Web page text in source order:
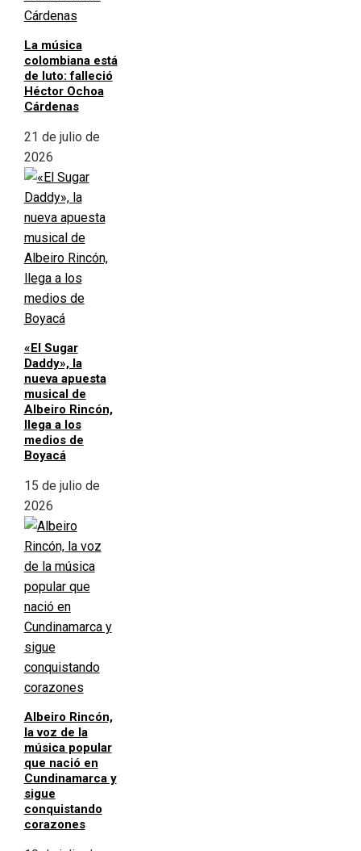
La música
colombiana está
de luto: falleció
Héctor Ochoa
Cárdenas
21 de julio de
2026
«El Sugar
Daddy», la
nueva apuesta
musical de
Albeiro Rincón,
llega a los
medios de
Boyacá
15 de julio de
2026
Albeiro Rincón,
la voz de la
música popular
que nació en
Cundinamarca y
sigue
conquistando
corazones